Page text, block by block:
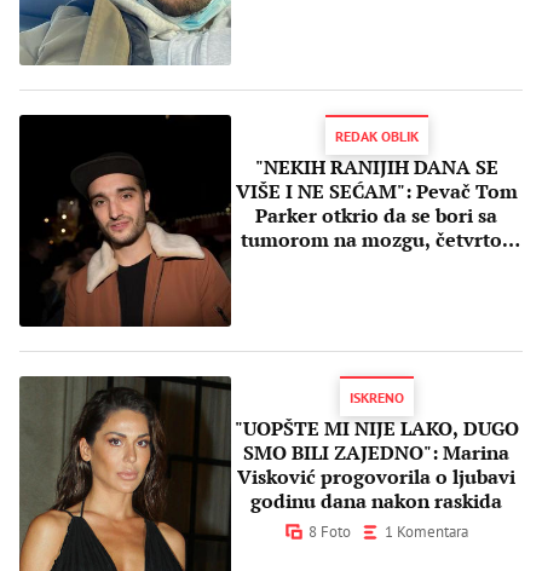
REDAK OBLIK
"NEKIH RANIJIH DANA SE
VIŠE I NE SEĆAM": Pevač Tom
Parker otkrio da se bori sa
tumorom na mozgu, četvrtog
ISKRENO
"UOPŠTE MI NIJE LAKO, DUGO
SMO BILI ZAJEDNO": Marina
Visković progovorila o ljubavi
godinu dana nakon raskida
8 Foto 1 Komentara